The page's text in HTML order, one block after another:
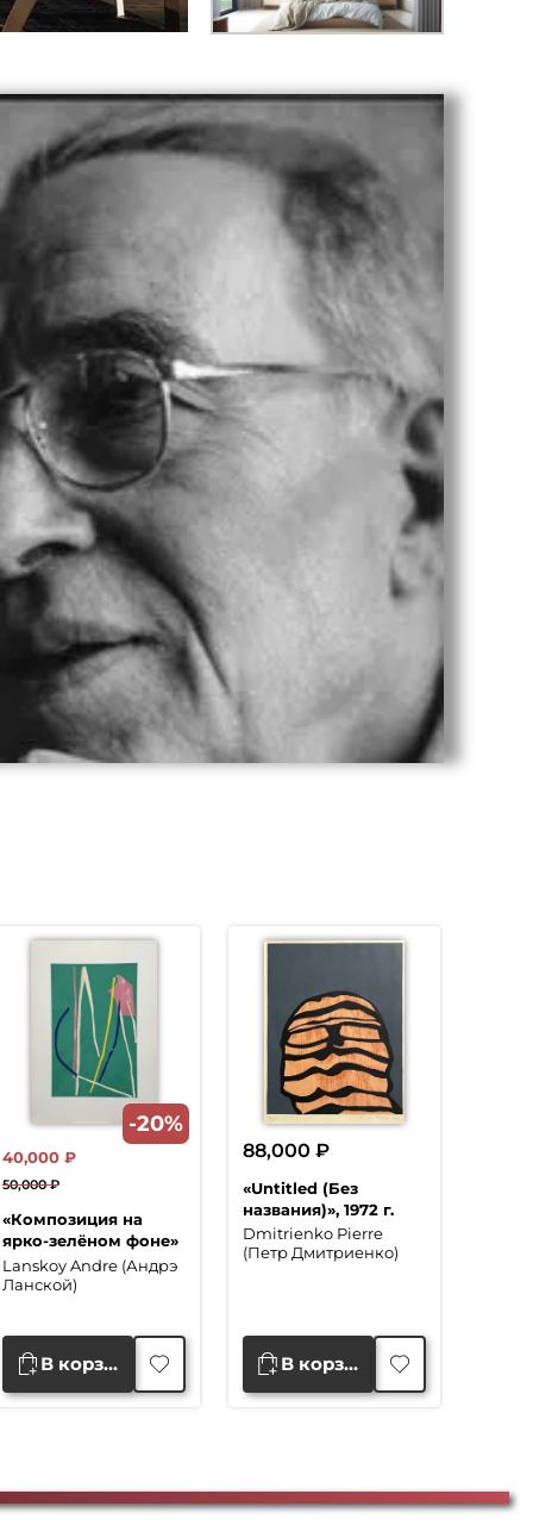
-20%
«Композиция на
ярко-зелёном фоне»
Lanskoy Andre (Андрэ
Ланской)
50,000₽
цена
составляла
50,000 ₽.
40,000 ₽
цена:
40,000 ₽.
В корзину
«Untitled (Без
названия)», 1972 г.
Dmitrienko Pierre
(Петр Дмитриенко)
88,000 ₽
В корзину